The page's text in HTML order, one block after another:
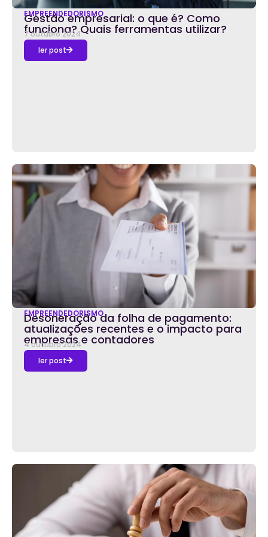
EMPREENDEDORISMO
Gestão empresarial: o que é? Como
funciona? Quais ferramentas utilizar?
7 outubro 2024
ler post
EMPREENDEDORISMO
Desoneração da folha de pagamento:
atualizações recentes e o impacto para
empresas e contadores
4 outubro 2024
ler post